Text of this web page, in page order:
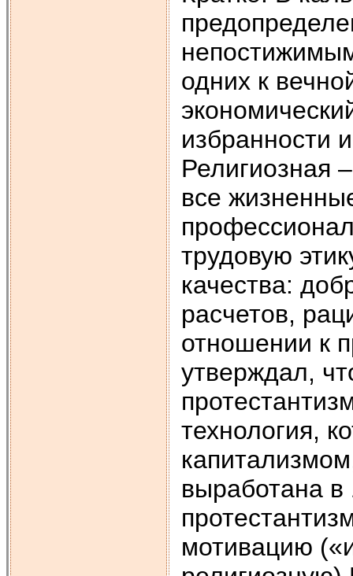
одних к
избранности
Религиозная
все
трудовую
качества:
расчетов,
отношении к
утверждал,
технология,
выработана в
мотивацию